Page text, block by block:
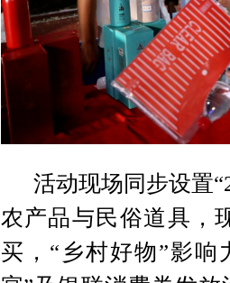
活动现场同步设置
农产品与民俗道具，
买，“乡村好物”影